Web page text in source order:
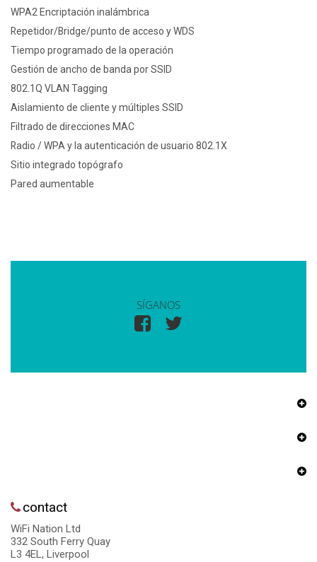
WPA2 Encriptación inalámbrica
Repetidor/Bridge/punto de acceso y WDS
Tiempo programado de la operación
Gestión de ancho de banda por SSID
802.1Q VLAN Tagging
Aislamiento de cliente y múltiples SSID
Filtrado de direcciones MAC
Radio / WPA y la autenticación de usuario 802.1X
Sitio integrado topógrafo
Pared aumentable
SÍGANOS
contact
WiFi Nation Ltd
332 South Ferry Quay
L3 4EL, Liverpool